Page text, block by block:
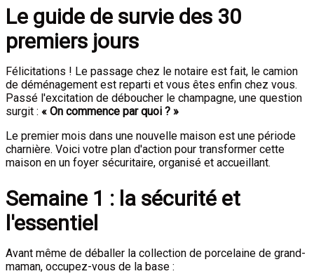
Le guide de survie des 30
premiers jours
Félicitations ! Le passage chez le notaire est fait, le camion
de déménagement est reparti et vous êtes enfin chez vous.
Passé l'excitation de déboucher le champagne, une question
surgit : « On commence par quoi ? »
Le premier mois dans une nouvelle maison est une période
charnière. Voici votre plan d'action pour transformer cette
maison en un foyer sécuritaire, organisé et accueillant.
Semaine 1 : la sécurité et
l'essentiel
Avant même de déballer la collection de porcelaine de grand-
maman, occupez-vous de la base :